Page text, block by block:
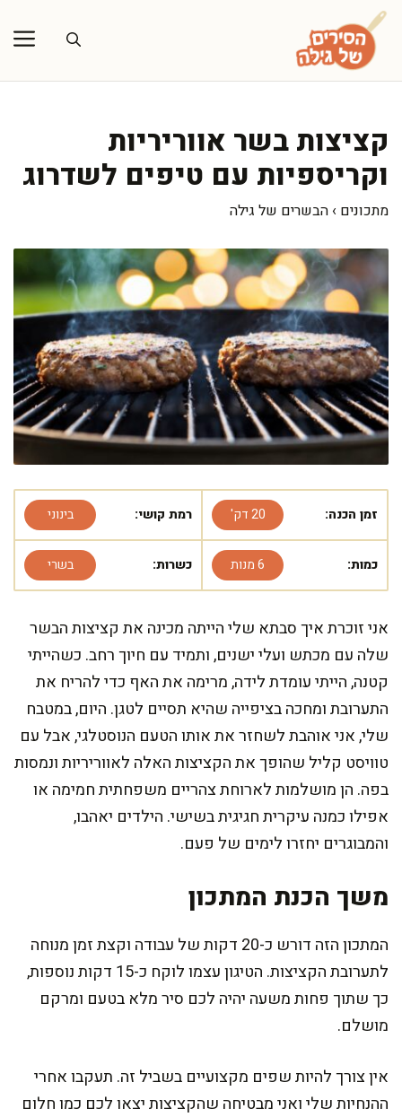
לדלג
לתוכן
קציצות בשר אווריריות
וקריספיות עם טיפים לשדרוג
מתכונים › הבשרים של גילה
זמן הכנה: 20 דק' רמת קושי: בינוני
כמות: 6 מנות כשרות: בשרי
אני זוכרת איך סבתא שלי הייתה מכינה את קציצות הבשר
שלה עם מכתש ועלי ישנים, ותמיד עם חיוך רחב. כשהייתי
קטנה, הייתי עומדת לידה, מרימה את האף כדי להריח את
התערובת ומחכה בציפייה שהיא תסיים לטגן. היום, במטבח
שלי, אני אוהבת לשחזר את אותו הטעם הנוסטלגי, אבל עם
טוויסט קליל שהופך את הקציצות האלה לאווריריות ונמסות
בפה. הן מושלמות לארוחת צהריים משפחתית חמימה או
אפילו כמנה עיקרית חגיגית בשישי. הילדים יאהבו,
והמבוגרים יחזרו לימים של פעם.
משך הכנת המתכון
המתכון הזה דורש כ-20 דקות של עבודה וקצת זמן מנוחה
לתערובת הקציצות. הטיגון עצמו לוקח כ-15 דקות נוספות,
כך שתוך פחות משעה יהיה לכם סיר מלא בטעם ומרקם
מושלם.
אין צורך להיות שפים מקצועיים בשביל זה. תעקבו אחרי
ההנחיות שלי ואני מבטיחה שהקציצות יצאו לכם כמו חלום